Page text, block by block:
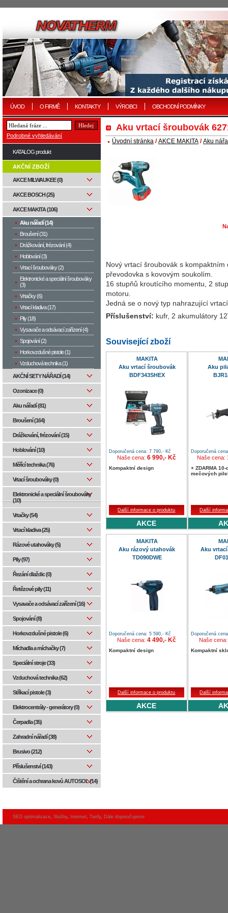
ÚVOD O FIRMĚ KONTAKTY VÝROBCI OBCHODNÍ PODMÍNKY
Aku vrtací šroubovák
Úvodní stránka /AKCE MAKITA /Aku
Nový vrtací šroubovák s
převodovka s kovovým soukolím.
16 stupňů kroutícího momentu, 2
motoru.
Jedná se o nový typ nahrazující
Příslušenství: kufr, 2 akumulátory
Související zboží
MAKITA
Aku vrtací šroubovák
BDF343SHEX
Doporučená cena: 7 790,- Kč
Naše cena: 6 990,- Kč
Kompaktní design
Další informace o produktu
AKCE
Aku
Doporučená
Naše cena:
+ ZDARMA
mečových
Další
MAKITA
Aku rázový utahovák
TD090DWE
Doporučená cena: 5 590,- Kč
Naše cena: 4 490,- Kč
Kompaktní design
Další informace o produktu
AKCE
Aku
Doporučená
Naše
Kompaktní
Další
Podrobné vyhledávání
KATALOG produkt
AKČNÍ ZBOŽÍ
AKCE MILWAUKEE (0)
AKCE BOSCH (25)
AKCE MAKITA (106)
Aku nářadí (14)
Broušení (31)
Drážkování, frézování (4)
Hoblování (3)
Vrtací šroubováky (2)
Elektronické a speciální šroubováky
(3)
Vrtačky (6)
Vrtací kladiva (17)
Pily (18)
Vysavače a odsávací zařízení (4)
Spojování (2)
Horkovzdušné pistole (1)
Vzduchová technika (1)
AKČNÍ SETY NÁŘADÍ (14)
Ozonizace (0)
Aku nářadí (81)
Broušení (164)
Drážkování, frézování (15)
Hoblování (10)
Měřící technika (76)
Vrtací šroubováky (0)
Elektronické a speciální šroubováky
(10)
Vrtačky (54)
Vrtací kladiva (25)
Rázové utahováky (5)
Pily (97)
Řezání dlaždic (0)
Řetězové pily (11)
Vysavače a odsávací zařízení (16)
Spojování (8)
Horkovzdušné pistole (6)
Míchadla a míchačky (7)
Speciální stroje (33)
Vzduchová technika (62)
Stříkací pistole (3)
Elektrocentrály - generátory (0)
Čerpadla (35)
Zahradní nářadí (38)
Brusivo (212)
Příslušenství (143)
Čištění a ochrana kovů AUTOSOL (14)
SEO optimalizace, Služby, Internet, Tarify, Dále doporučujeme